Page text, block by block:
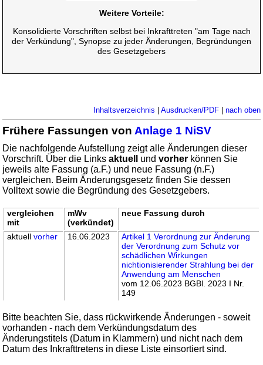
Weitere Vorteile:
Konsolidierte Vorschriften selbst bei Inkrafttreten "am Tage nach
der Verkündung", Synopse zu jeder Änderungen, Begründungen
des Gesetzgebers
Inhaltsverzeichnis Ausdrucken/PDF| nach oben
Frühere Fassungen vonAnlage 1 NiSV
Die nachfolgende Aufstellung zeigt alle Änderungen dieser
Vorschrift. Über die Linksaktuell undvorher können Sie
jeweils alte Fassung (a.F.) und neue Fassung (n.F.)
vergleichen. Beim Änderungsgesetz finden Sie dessen
Volltext sowie die Begründung des Gesetzgebers.
vergleichen
mit
mWv
(verkündet)
neue Fassung durch
aktuellvorher 16.06.2023
Artikel 1 Verordnung zur Änderung
der Verordnung zum Schutz vor
schädlichen Wirkungen
nichtionisierender Strahlung bei der
Anwendung am Menschen
vom 12.06.2023 BGBl. 2023 I Nr.
149
Bitte beachten Sie, dass rückwirkende Änderungen - soweit
vorhanden - nach dem Verkündungsdatum des
Änderungstitels (Datum in Klammern) und nicht nach dem
Datum des Inkrafttretens in diese Liste einsortiert sind.